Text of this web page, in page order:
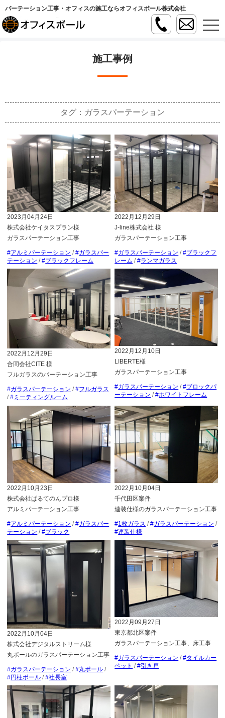
パーテーション工事・オフィスの施工ならオフィスボール株式会社
t
o
i
n
施工事例
タグ：ガラスパーテーション
2023月04月24日
株式会社ケイタスプラン様
ガラスパーテーション工事
アルミパーテーション / ガラスパー
テーション / ブラックフレーム
2022月12月29日
J-line株式会社 様
ガラスパーテーション工事
ガラスパーテーション / ブラックフ
レーム / ランマガラス
2022月12月29日
合同会社CITE 様
フルガラスのパーテーション工事
ガラスパーテーション / フルガラス
/
ミーティングルーム
2022月12月10日
LIBERTE様
ガラスパーテーション工事
ガラスパーテーション / ブロックパ
ーテーション / ホワイトフレーム
2022月10月23日
株式会社ぱるてのんプロ様
アルミパーテーション工事
アルミパーテーション / ガラスパー
テーション / ブラック
2022月10月04日
千代田区案件
連装仕様のガラスパーテーション工事
1枚ガラス / ガラスパーテーション /
連装仕様
2022月10月04日
株式会社デジタルストリーム様
丸ポールのガラスパーテーション工事
ガラスパーテーション / 丸ポール /
円柱ポール / 社長室
2022月09月27日
東京都北区案件
ガラスパーテーション工事、床工事
ガラスパーテーション / タイルカー
ペット / 引き戸